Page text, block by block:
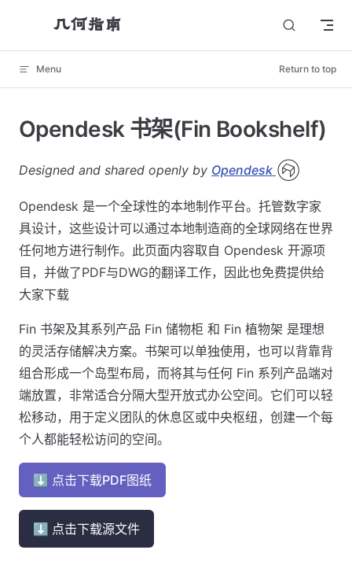
Skip to content
几何指南
Menu Return to top
Opendesk 书架(Fin Bookshelf)
Designed and shared openly by Opendesk
Opendesk 是一个全球性的本地制作平台。托管数字家
具设计，这些设计可以通过本地制造商的全球网络在世界
任何地方进行制作。此页面内容取自 Opendesk 开源项
目，并做了PDF与DWG的翻译工作，因此也免费提供给
大家下载
Fin 书架及其系列产品 Fin 储物柜 和 Fin 植物架 是理想
的灵活存储解决方案。书架可以单独使用，也可以背靠背
组合形成一个岛型布局，而将其与任何 Fin 系列产品端对
端放置，非常适合分隔大型开放式办公空间。它们可以轻
松移动，用于定义团队的休息区或中央枢纽，创建一个每
个人都能轻松访问的空间。
⬇ 点击下载PDF图纸
⬇ 点击下载源文件